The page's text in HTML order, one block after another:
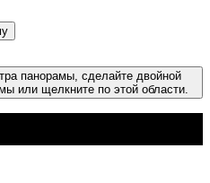
панорамы, сделайте двойной
или щелкните по этой области.